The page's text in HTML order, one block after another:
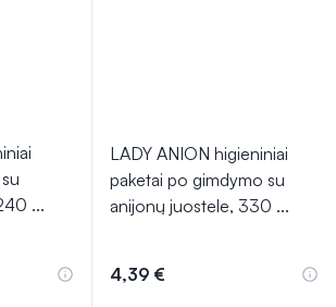
...
LADY ANION higieniniai
paketai po gimdymo su
anijonų juostele, 330 ...
4,39 €